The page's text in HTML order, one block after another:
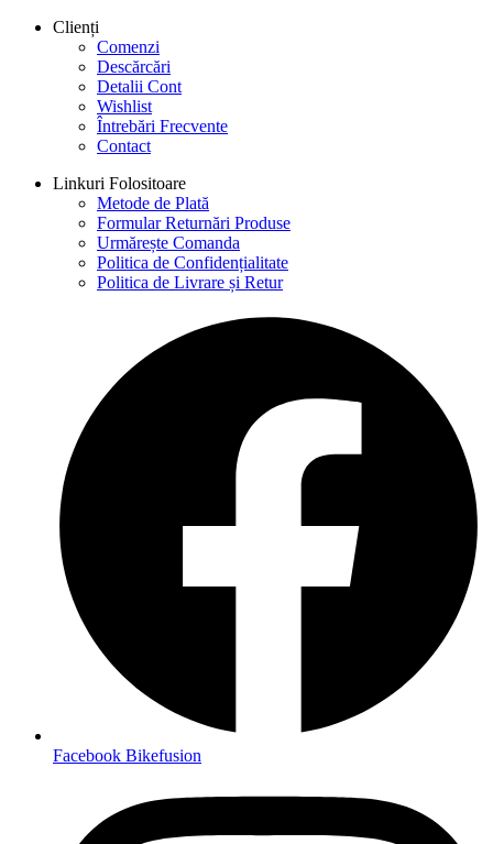
Clienți
Comenzi
Descărcări
Detalii Cont
Wishlist
Întrebări Frecvente
Contact
Linkuri Folositoare
Metode de Plată
Formular Returnări Produse
Urmărește Comanda
Politica de Confidențialitate
Politica de Livrare și Retur
Facebook Bikefusion